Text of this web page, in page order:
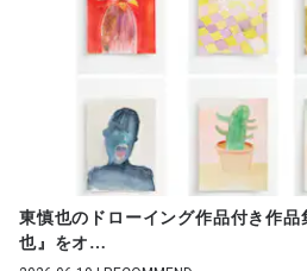
東慎也のドローイング作品付き作
也』をオ …